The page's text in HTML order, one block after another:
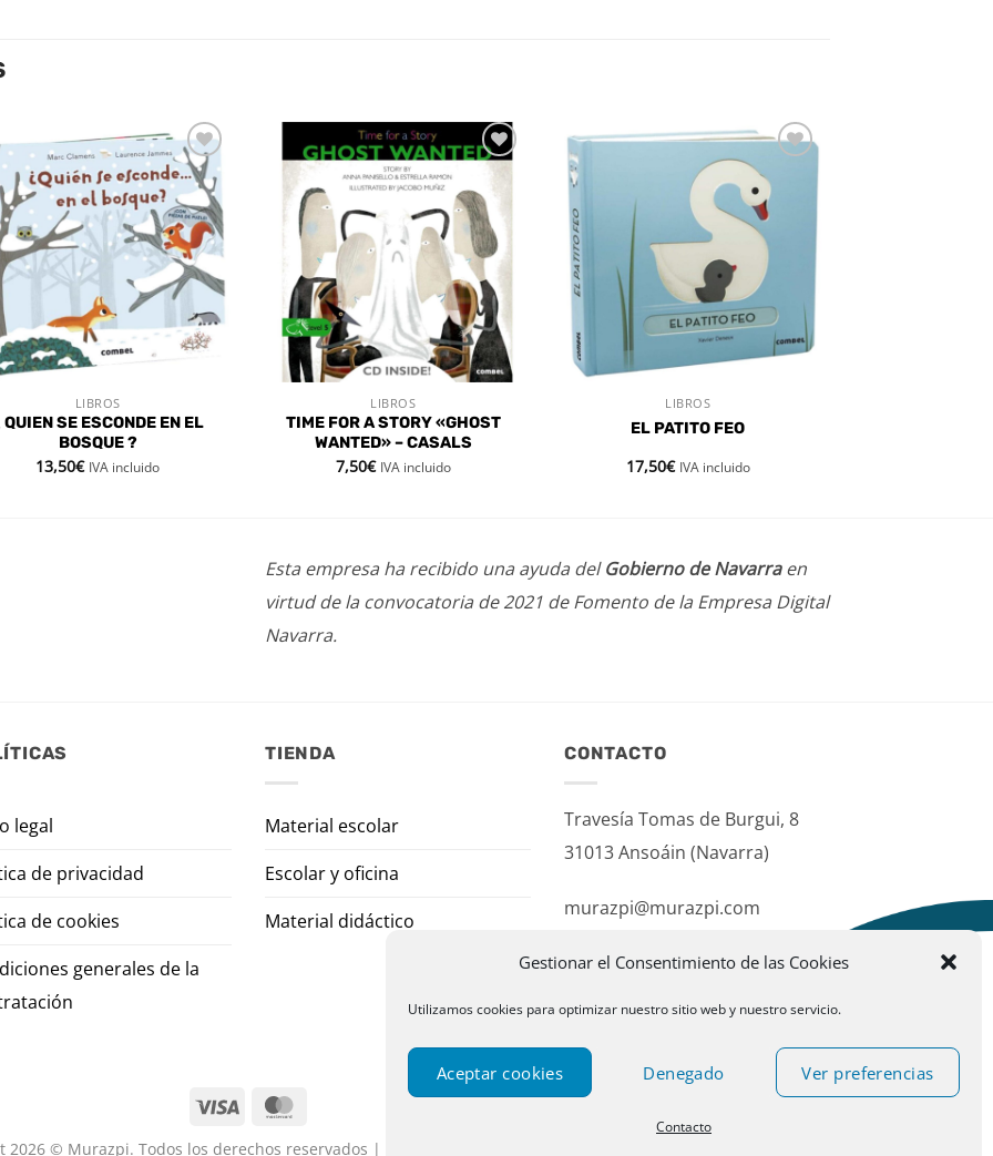
Gestionar el Consentimiento de las Cookies
Utilizamos cookies para optimizar nuestro sitio web y nuestro servicio.
Aceptar cookies Denegado Ver preferencias
Contacto
Añadir
a la
lista de
deseos
VISTA RÁPIDA
LIBROS
QUIEN SE ESCONDE EN EL
BOSQUE ?
13,50€ IVA incluido
Añadir
lista de
deseos
VISTA RÁPIDA
LIBROS
TIME FOR A STORY «GHOST
WANTED» – CASALS
7,50€ IVA incluido
lista de
deseos
VISTA RÁPIDA
LIBROS
EL PATITO FEO
17,50€ IVA incluido
Esta empresa ha recibido una ayuda delGobierno de Navarraen
virtud de la convocatoria de 2021 de Fomento de la Empresa Digital
Navarra.
legal
de privacidad
de cookies
generales de la
TIENDA
Material escolar
Escolar y oficina
Material didáctico
CONTACTO
Travesía Tomas de Burgui, 8
31013 Ansoáin (Navarra)
murazpi@murazpi.com
2026 © Murazpi. Todos los derechos reservados | Designed by Publispace